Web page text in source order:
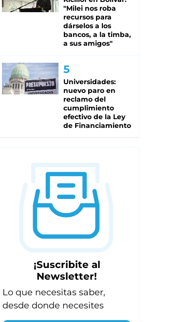
"Milei nos roba
recursos para
dárselos a los
bancos, a la timba,
a sus amigos"
Universidades:
nuevo paro en
reclamo del
cumplimiento
efectivo de la Ley
de Financiamiento
¡Suscribite al
Newsletter!
Lo que necesitas saber,
desde donde necesites